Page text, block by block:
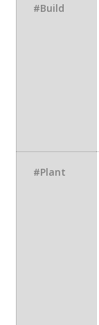
#Build
#Plant